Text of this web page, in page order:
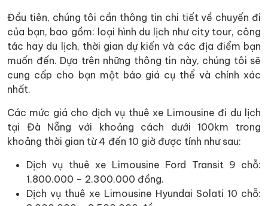
Đầu tiên, chúng tôi cần thông tin chi tiết về chuyến đi
của bạn, bao gồm: loại hình du lịch như city tour, công
tác hay du lịch, thời gian dự kiến và các địa điểm bạn
muốn đến. Dựa trên những thông tin này, chúng tôi sẽ
cung cấp cho bạn một báo giá cụ thể và chính xác
nhất.
Các mức giá cho dịch vụ thuê xe Limousine đi du lịch
tại Đà Nẵng với khoảng cách dưới 100km trong
khoảng thời gian từ 4 đến 10 giờ được tính như sau:
Dịch vụ thuê xe Limousine Ford Transit 9 chỗ:
1.800.000 – 2.300.000 đồng.
Dịch vụ thuê xe Limousine Hyundai Solati 10 chỗ: